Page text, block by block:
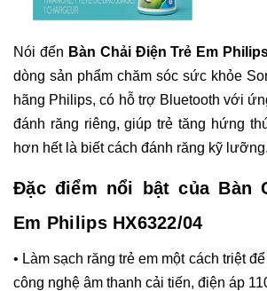
Nói đến Bàn Chải Điện Trẻ Em
dòng sản phẩm chăm sóc sức khỏe
hãng Philips, có hỗ trợ Bluetooth với
đánh răng riêng, giúp trẻ tăng hứng
hơn hết là biết cách đánh răng kỹ lưỡng.
Đặc điểm nổi bật của Bàn
Em Philips HX6322/04
• Làm sạch răng trẻ em một cách triệt
công nghệ âm thanh cải tiến, điện áp